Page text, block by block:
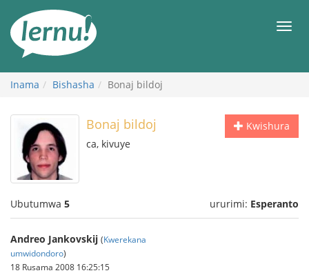
rupapuro
rw'ibirimwo
Inama Bishasha Bonaj bildoj
Kwishura
Bonaj bildoj
ca, kivuye
Ubutumwa 5 ururimi: Esperanto
Andreo Jankovskij (Kwerekana
umwidondoro)
18 Rusama 2008 16:25:15